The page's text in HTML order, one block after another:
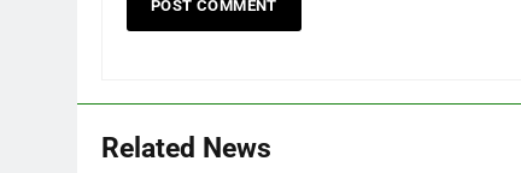
Related News